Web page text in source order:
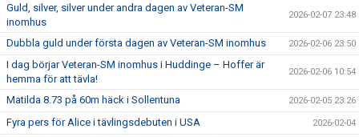
Guld, silver, silver under andra dagen av Veteran-SM
inomhus
2026-02-07 23:48
Dubbla guld under första dagen av Veteran-SM inomhus 2026-02-06 23:50
I dag börjar Veteran-SM inomhus i Huddinge – Hoffer är
hemma för att tävla!
2026-02-06 10:54
Matilda 8.73 på 60m häck i Sollentuna 2026-02-05 23:26
Fyra pers för Alice i tävlingsdebuten i USA 2026-02-04